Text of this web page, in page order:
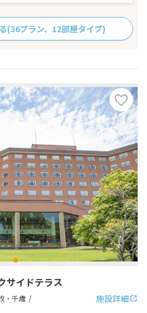
(36プラン、12部屋タイプ)
サイドテラス
施設詳細
・千歳